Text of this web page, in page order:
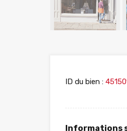
ID du bien :
Informations